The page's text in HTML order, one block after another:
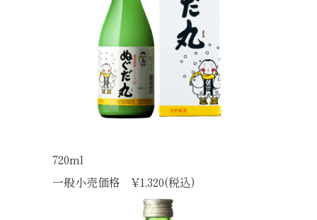
720ml
一般小売価格 ¥1,320(税込)